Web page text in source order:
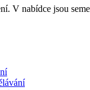
V nabídce jsou